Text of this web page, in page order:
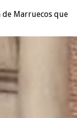
de Marruecos que